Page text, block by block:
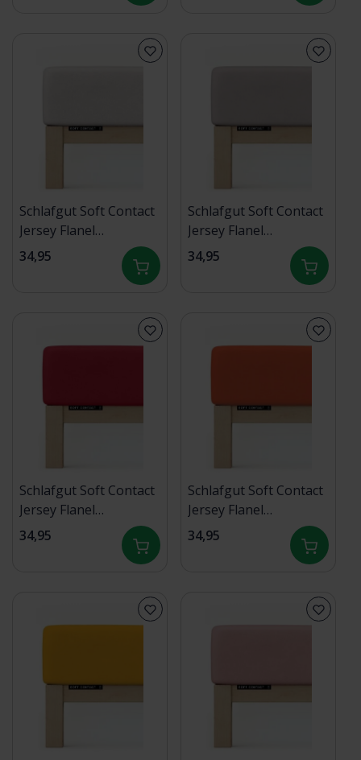
Schlafgut Soft Contact
Jersey Flanel
Hoeslaken S - 90x190 -
100x200 511 Grey Light
34,95
Schlafgut Soft Contact
Jersey Flanel
Hoeslaken S - 90x190 -
100x200 496 Sand Mid
34,95
Schlafgut Soft Contact
Jersey Flanel
Hoeslaken S - 90x190 -
100x200 285 Red Deep
34,95
Schlafgut Soft Contact
Jersey Flanel
Hoeslaken S - 90x190 -
100x200 269 Red Mid
34,95